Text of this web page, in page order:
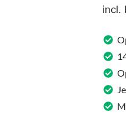
n
t
i
v
e
:
incl.